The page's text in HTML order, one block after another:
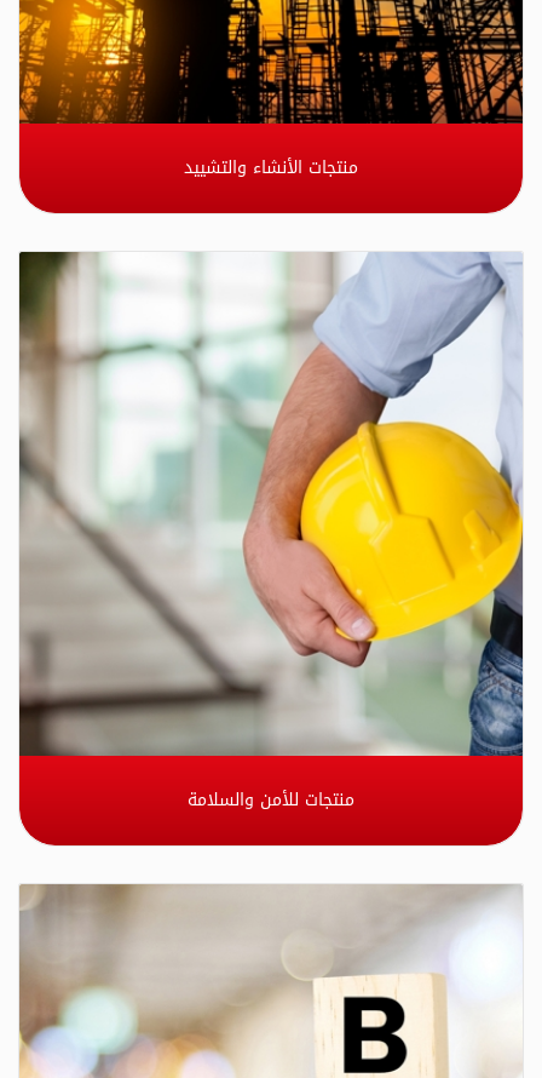
منتجات الأنشاء والتشييد
منتجات للأمن والسلامة